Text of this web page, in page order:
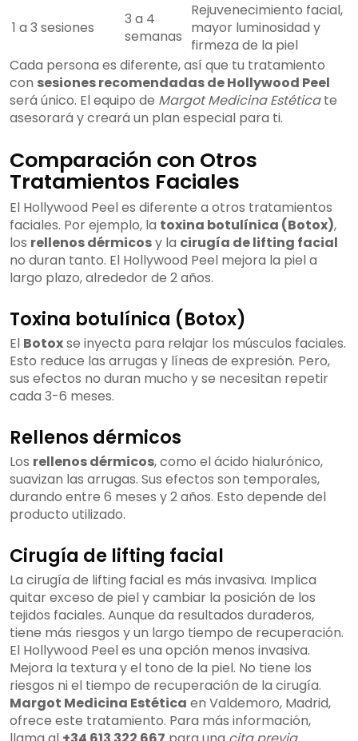
1 a 3 sesiones
3 a 4
semanas
Rejuvenecimiento facial,
mayor luminosidad y
firmeza de la piel
Cada persona es diferente, así que tu tratamiento
con sesiones recomendadas de Hollywood Peel
será único. El equipo de Margot Medicina Estéticate
asesorará y creará un plan especial para ti.
Comparación con Otros
Tratamientos Faciales
El Hollywood Peel es diferente a otros tratamientos
faciales. Por ejemplo, la toxina botulínica (Botox),
los rellenos dérmicosy la cirugía de lifting facial
no duran tanto. El Hollywood Peel mejora la piel a
largo plazo, alrededor de 2 años.
Toxina botulínica (Botox)
El Botoxse inyecta para relajar los músculos faciales.
Esto reduce las arrugas y líneas de expresión. Pero,
sus efectos no duran mucho y se necesitan repetir
cada 3-6 meses.
Rellenos dérmicos
Los rellenos dérmicos, como el ácido hialurónico,
suavizan las arrugas. Sus efectos son temporales,
durando entre 6 meses y 2 años. Esto depende del
producto utilizado.
Cirugía de lifting facial
La cirugía de lifting facial es más invasiva. Implica
quitar exceso de piel y cambiar la posición de los
tejidos faciales. Aunque da resultados duraderos,
tiene más riesgos y un largo tiempo de recuperación.
El Hollywood Peel es una opción menos invasiva.
Mejora la textura y el tono de la piel. No tiene los
riesgos ni el tiempo de recuperación de la cirugía.
Margot Medicina Estética en Valdemoro, Madrid,
ofrece este tratamiento. Para más información,